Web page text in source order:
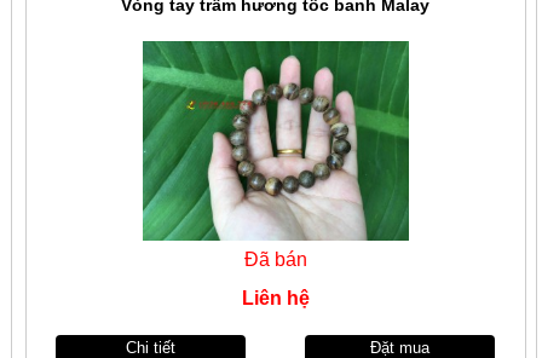
Vòng tay trầm hương tốc banh Malay
Đã bán
Liên hệ
Chi tiết Đặt mua